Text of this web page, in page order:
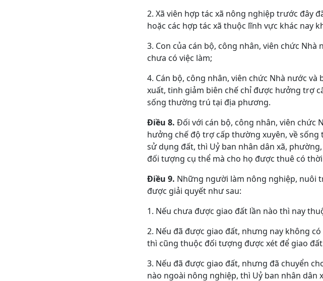
2. Xã viên hợp tác xã nông nghiệp trước đây
hoặc các hợp tác xã thuộc lĩnh vực khác nay
3. Con của cán bộ, công nhân, viên chức
chưa có việc làm;
4. Cán bộ, công nhân, viên chức Nhà nước
xuất, tinh giảm biên chế chỉ được hưởng trợ
sống thường trú tại địa phương.
Điều 8. Đối với cán bộ, công nhân, viên chức
hưởng chế độ trợ cấp thường xuyên, về
sử dụng đất, thì Uỷ ban nhân dân xã,
đối tượng cụ thể mà cho họ được thuê có
Điều 9. Những người làm nông nghiệp, nuôi
được giải quyết như sau:
1. Nếu chưa được giao đất lần nào thì nay
2. Nếu đã được giao đất, nhưng nay không
thì cũng thuộc đối tượng được xét để giao
3. Nếu đã được giao đất, nhưng đã chuyển
nào ngoài nông nghiệp, thì Uỷ ban nhân dân